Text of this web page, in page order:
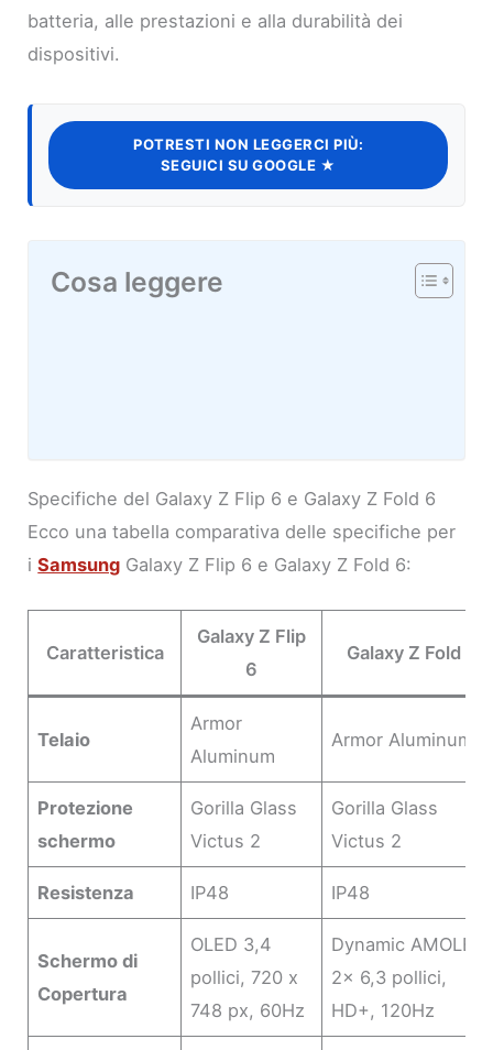
batteria, alle prestazioni e alla durabilità dei
dispositivi.
POTRESTI NON LEGGERCI PIÙ:
SEGUICI SU GOOGLE ★
Cosa leggere
Specifiche del Galaxy Z Flip 6 e Galaxy Z Fold 6
Ecco una tabella comparativa delle specifiche per
iSamsung Galaxy Z Flip 6 e Galaxy Z Fold 6:
Caratteristica
Galaxy Z Flip
6
Galaxy Z Fold 6
Telaio
Armor
Aluminum
Armor Aluminum
Protezione
schermo
Gorilla Glass
Victus 2
Gorilla Glass
Victus 2
Resistenza IP48 IP48
Schermo di
Copertura
OLED 3,4
pollici, 720 x
748 px, 60Hz
Dynamic AMOLED
2x 6,3 pollici,
HD+, 120Hz